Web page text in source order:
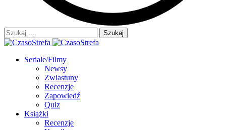
Szukaj:
Seriale/Filmy
Newsy
Zwiastuny
Recenzje
Zapowiedź
Quiz
Książki
Recenzje